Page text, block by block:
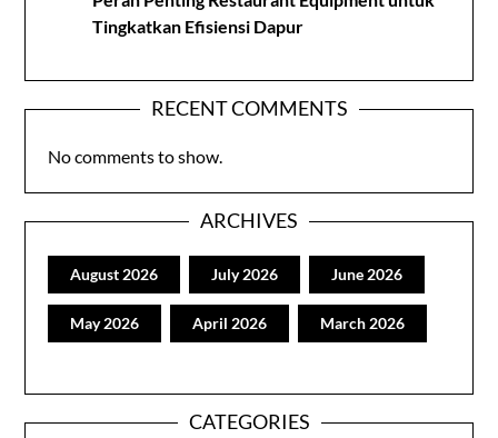
Tingkatkan Efisiensi Dapur
RECENT COMMENTS
No comments to show.
ARCHIVES
August 2026 July 2026 June 2026
May 2026 April 2026 March 2026
CATEGORIES